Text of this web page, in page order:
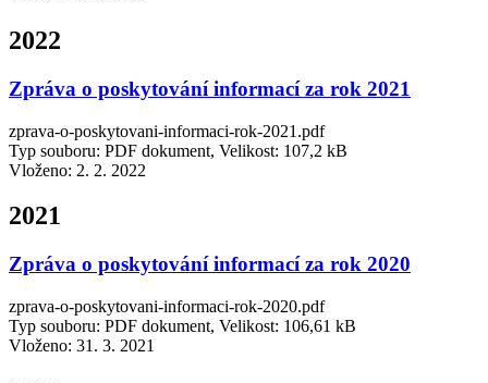
2022
Zpráva o poskytování informací za rok 2021
zprava-o-poskytovani-informaci-rok-2021.pdf
Typ souboru: PDF dokument, Velikost: 107,2 kB
Vloženo: 2. 2. 2022
2021
Zpráva o poskytování informací za rok 2020
zprava-o-poskytovani-informaci-rok-2020.pdf
Typ souboru: PDF dokument, Velikost: 106,61 kB
Vloženo: 31. 3. 2021